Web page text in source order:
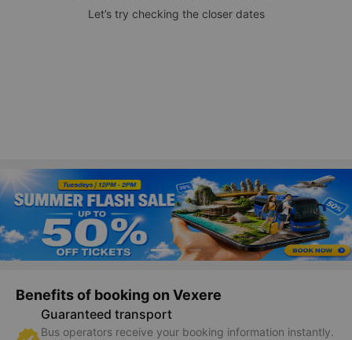
Let’s try checking the closer dates
Benefits of booking on Vexere
Guaranteed transport
Bus operators receive your booking information instantly.